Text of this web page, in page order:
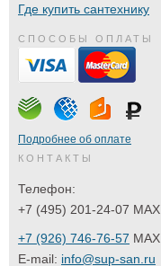
Где купить сантехнику
СПОСОБЫ ОПЛАТЫ
Подробнее об оплате
КОНТАКТЫ
Телефон:
+7 (495) 201-24-07 MAX
+7 (926) 746-76-57 MAX
E-mail: info@sup-san.ru